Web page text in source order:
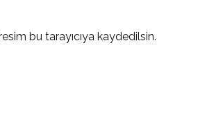
bu tarayıcıya kaydedilsin.